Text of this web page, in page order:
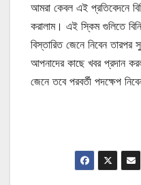
আমরা কেবল এই প্রতিবেদনে
করালাম। এই স্কিম গুলিতে
বিস্তারিত জেনে নিবেন তারপর
আপনাদের কাছে খবর প্রদান
জেনে তবে পরবর্তী পদক্ষেপ